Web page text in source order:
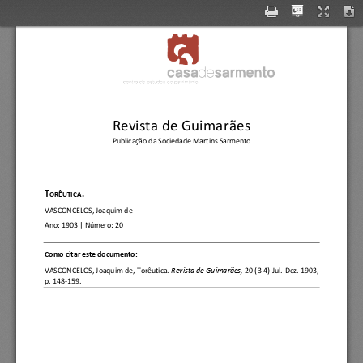
Revista de Guimarães
Publicação da Sociedade Martins Sarmento
T ORÊUTICA.
VASCONCELOS, Joaquim de
VASCONCELOS, Joaquim de
Revista de Guimarães, 20 (3-
Dez. 1903,
p. 148-159.
fi
casa sarmento
de
centro do estudos do patrimÓr¬io